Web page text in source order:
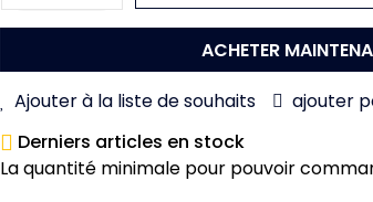
ACHETER
Ajouter à la liste de souhaits
ajouter
Derniers articles en stock
La quantité minimale pour pouvoir